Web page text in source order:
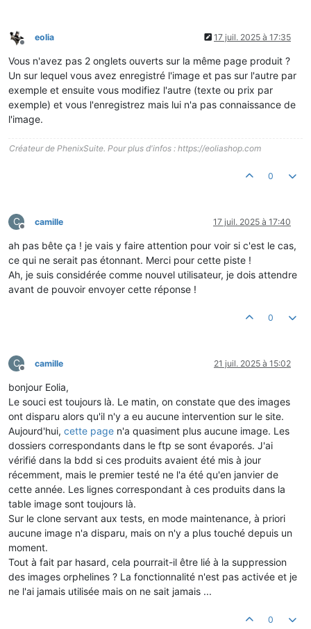
Hors-ligne
eolia 17 juil. 2025 à 17:35
Vous n'avez pas 2 onglets ouverts sur la même page produit ?
Un sur lequel vous avez enregistré l'image et pas sur l'autre par
exemple et ensuite vous modifiez l'autre (texte ou prix par
exemple) et vous l'enregistrez mais lui n'a pas connaissance de
l'image.
Créateur de PhenixSuite. Pour plus d'infos : https://eoliashop.com
0
C
Hors-ligne
camille 17 juil. 2025 à 17:40
ah pas bête ça ! je vais y faire attention pour voir si c'est le cas,
ce qui ne serait pas étonnant. Merci pour cette piste !
Ah, je suis considérée comme nouvel utilisateur, je dois attendre
avant de pouvoir envoyer cette réponse !
0
C
Hors-ligne
camille 21 juil. 2025 à 15:02
bonjour Eolia,
Le souci est toujours là. Le matin, on constate que des images
ont disparu alors qu'il n'y a eu aucune intervention sur le site.
Aujourd'hui, cette page n'a quasiment plus aucune image. Les
dossiers correspondants dans le ftp se sont évaporés. J'ai
vérifié dans la bdd si ces produits avaient été mis à jour
récemment, mais le premier testé ne l'a été qu'en janvier de
cette année. Les lignes correspondant à ces produits dans la
table image sont toujours là.
Sur le clone servant aux tests, en mode maintenance, à priori
aucune image n'a disparu, mais on n'y a plus touché depuis un
moment.
Tout à fait par hasard, cela pourrait-il être lié à la suppression
des images orphelines ? La fonctionnalité n'est pas activée et je
ne l'ai jamais utilisée mais on ne sait jamais ...
0